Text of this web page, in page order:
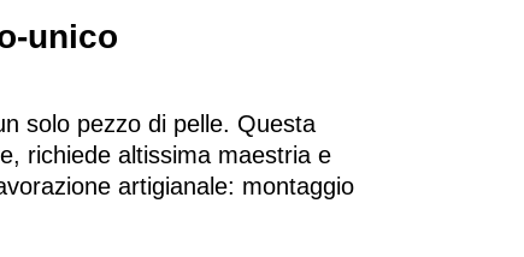
unico​
solo pezzo di pelle. Questa
richiede altissima maestria e
artigianale: montaggio